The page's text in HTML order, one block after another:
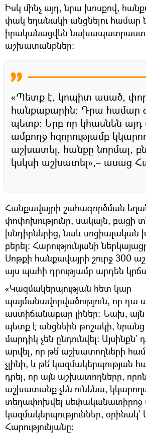
Իսկ մինչ այդ, նրա խոսքով,
փակ եղանակի անցնելու
իրականացվեն
աշխատանքներ։
«Պետք է, կոպիտ ասած,
հանքաքարին։ Դրա համար
պետք։ Երբ որ կհասնեն այդ
ամբողջ հզորությամբ
աշխատել, հանքը նորմալ,
կսկսի աշխատել»,– ասաց
Հանքավայրի շահագործման
փոփոխությունը, սակայն, բացի
խնդիրներից, նաև սոցիալական
բերել։ Հարությունյանի
Սոթքի հանքավայրի շուրջ 300
այս պահի դրությամբ արդեն
«Կազմակերպության հետ կար
պայմանավորվածություն, որ դա
աստիճանաբար լիներ։ Նախ, այն
պետք է անցնեին թոշակի,
մարդիկ չեն ընդունվել։
արվել, որ թե՛ աշխատողների
չլինի, և թե՛ կազմակերպության
դրել, որ այն աշխատողները,
աշխատանք չեն ունենա,
տեղափոխվել սեփականատիրոջ
կազմակերպություններ,
Հարությունյանը։